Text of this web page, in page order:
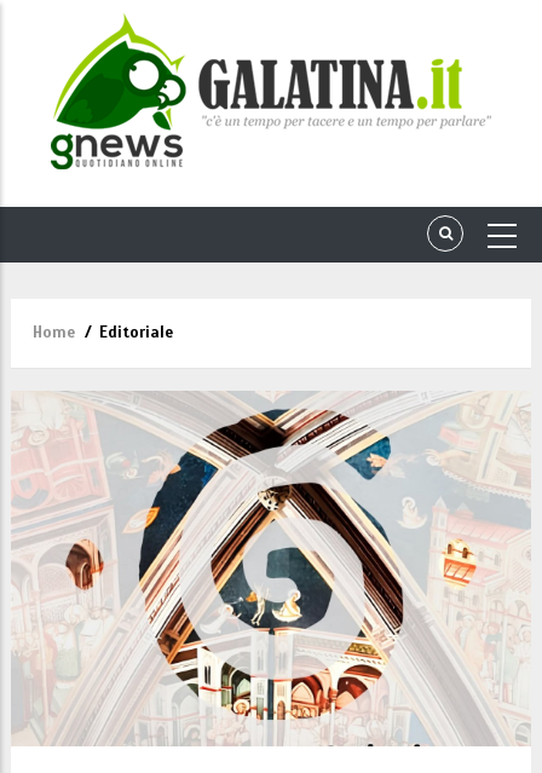
Briciole
di
pane
Home / Editoriale